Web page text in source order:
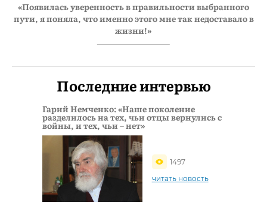
«Появилась уверенность в правильности выбранного
пути, я поняла, что именно этого мне так недоставало в
жизни!»
Последние интервью
Гарий Немченко: «Наше поколение
разделилось на тех, чьи отцы вернулись с
войны, и тех, чьи – нет»
1497
читать новость